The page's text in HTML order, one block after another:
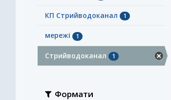
КП Стрийводоканал 1
мережі 1
Стрийводоканал 1
Формати